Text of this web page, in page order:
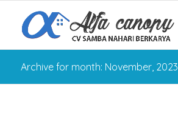
Archive for month: November, 2023